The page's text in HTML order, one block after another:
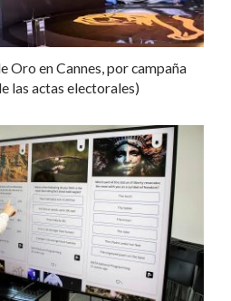
Oro en Cannes, por campaña
las actas electorales)